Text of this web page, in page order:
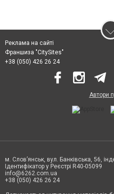
Реклама на сайті
Франшиза "CitySites"
+38 (050) 426 26 24
Автори
м. Слов’янськ, вул. Банківська, 56,
Ідентифікатор у Реєстрі R40-05099
info@6262.com.ua
+38 (050) 426 26 24